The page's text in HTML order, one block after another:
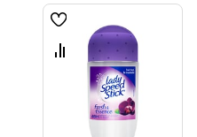
قائمة
قارن